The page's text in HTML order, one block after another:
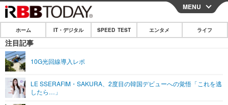
CLOSE
ホーム
IT・デジタル
ネタ
SPEED TEST
エンタメ
MENU
ホーム IT・デジタル SPEED TEST エンタメ ライフ
注目記事
10G光回線導入レポ
LE SSERAFIM・SAKURA、2度目の韓国デビューへの覚悟「これを逃
したら…」